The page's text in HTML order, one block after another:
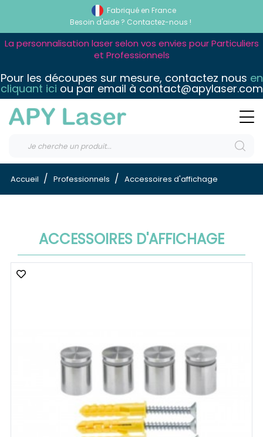
La personnalisation laser selon vos envies pour Particuliers
et Professionnels
Pour les découpes sur mesure, contactez nous en
cliquant ici ou par email à contact@apylaser.com
Fabriqué en France
Besoin d'aide ? Contactez-nous !
Accueil Professionnels Accessoires d'affichage
ACCESSOIRES D'AFFICHAGE